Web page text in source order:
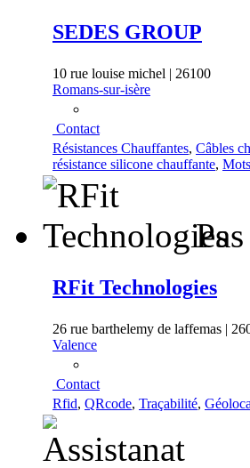
SEDES GROUP
10 rue louise michel | 26100
Romans-sur-isère
Contact
Résistances Chauffantes, Câbles
résistance silicone chauffante,
RFit Technologies
26 rue barthelemy de laffemas |
Valence
Contact
Rfid, QRcode, Traçabilité,